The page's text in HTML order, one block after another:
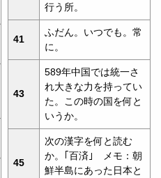
行う所。
41
ふだん。いつでも。常
に。
43
589年中国では統一さ
れ大きな力を持ってい
た。この時の国を何と
いうか。
45
次の漢字を何と読む
か。｢百済｣ メモ：朝
鮮半島にあった日本と